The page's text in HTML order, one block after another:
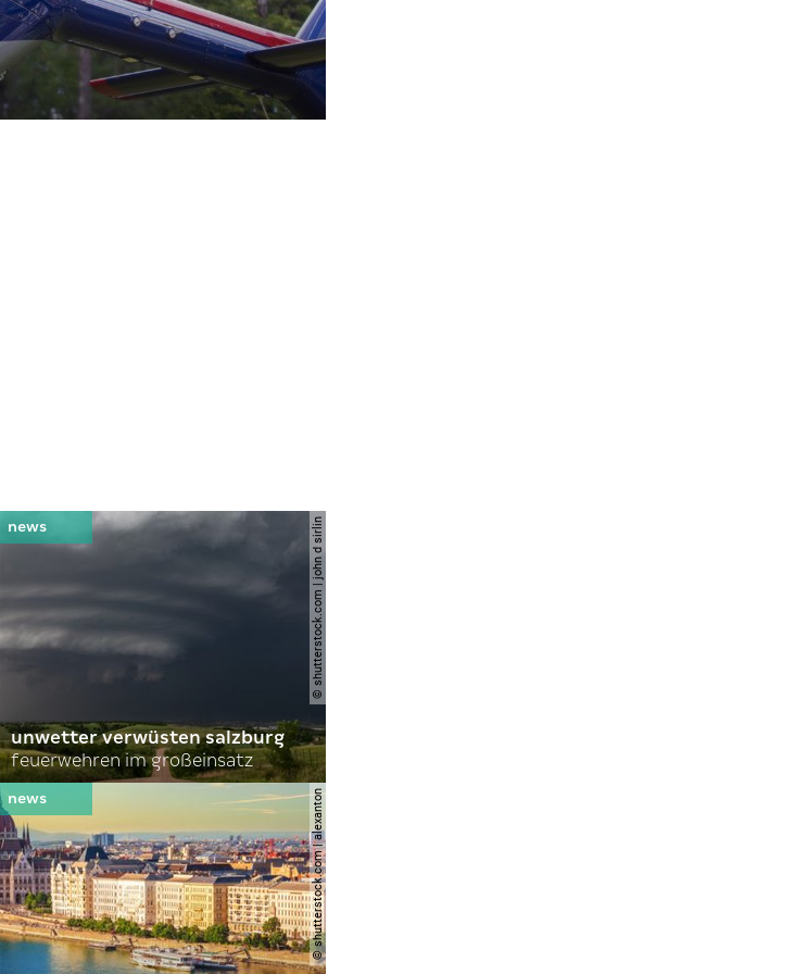
© shutterstock.com | john d sirlin
unwetter verwüsten salzburg
feuerwehren im großeinsatz
© shutterstock.com | alexanton